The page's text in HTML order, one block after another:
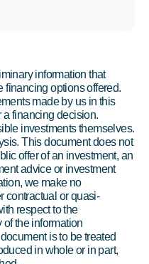
information that
financing options offered.
made by us in this
a financing decision.
investments themselves.
This document does not
offer of an investment, an
advice or investment
we make no
contractual or quasi-
respect to the
the information
is to be treated
in whole or in part,